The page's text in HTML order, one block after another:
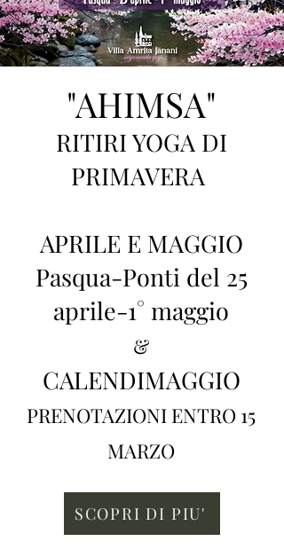
"AHIMSA"
RITIRI YOGA DI
PRIMAVERA
APRILE E MAGGIO
Pasqua-Ponti del 25
aprile-1° maggio
&
CALENDIMAGGIO
PRENOTAZIONI ENTRO 15
MARZO
SCOPRI DI PIU'